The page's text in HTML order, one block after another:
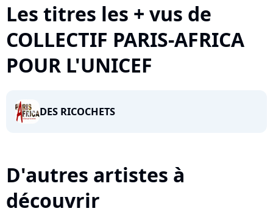
Les titres les + vus de
COLLECTIF PARIS-AFRICA
POUR L'UNICEF
DES RICOCHETS
D'autres artistes à
découvrir